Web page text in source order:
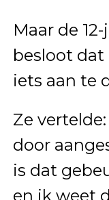
Maar de
besloot
iets aan te
Ze
door
is dat
en ik weet